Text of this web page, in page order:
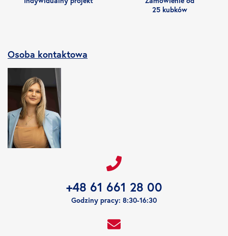
25 kubków
Osoba kontaktowa
+48 61 661 28 00
Godziny pracy: 8:30-16:30